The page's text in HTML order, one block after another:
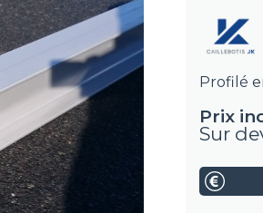
Profilé
Prix
Sur